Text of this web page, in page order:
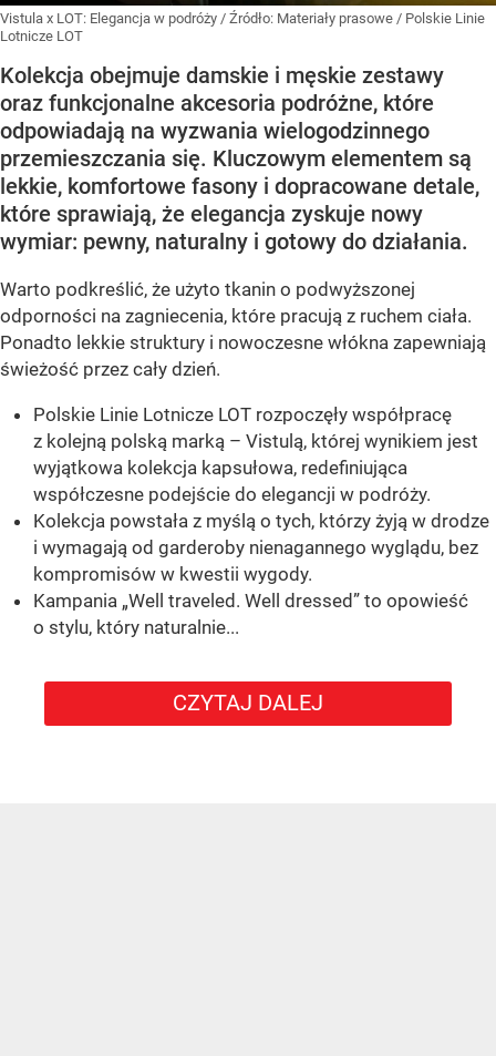
Vistula x LOT: Elegancja w podróży / Źródło: Materiały prasowe / Polskie Linie
Lotnicze LOT
Kolekcja obejmuje damskie i męskie zestawy
oraz funkcjonalne akcesoria podróżne, które
odpowiadają na wyzwania wielogodzinnego
przemieszczania się. Kluczowym elementem są
lekkie, komfortowe fasony i dopracowane detale,
które sprawiają, że elegancja zyskuje nowy
wymiar: pewny, naturalny i gotowy do działania.
Warto podkreślić, że użyto tkanin o podwyższonej
odporności na zagniecenia, które pracują z ruchem ciała.
Ponadto lekkie struktury i nowoczesne włókna zapewniają
świeżość przez cały dzień.
Polskie Linie Lotnicze LOT rozpoczęły współpracę
z kolejną polską marką – Vistulą, której wynikiem jest
wyjątkowa kolekcja kapsułowa, redefiniująca
współczesne podejście do elegancji w podróży.
Kolekcja powstała z myślą o tych, którzy żyją w drodze
i wymagają od garderoby nienagannego wyglądu, bez
kompromisów w kwestii wygody.
Kampania „Well traveled. Well dressed” to opowieść
o stylu, który naturalnie...
CZYTAJ DALEJ